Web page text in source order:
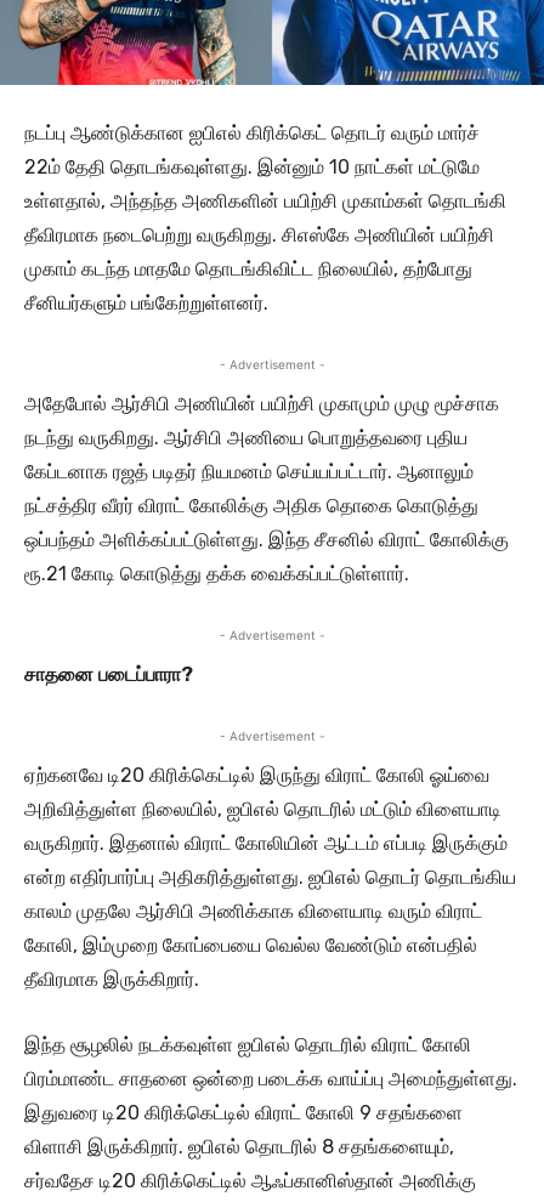
நடப்பு ஆண்டுக்கான ஐபிஎல் கிரிக்கெட் தொடர் வரும் மார்ச்
22ம் தேதி தொடங்கவுள்ளது. இன்னும் 10 நாட்கள் மட்டுமே
உள்ளதால், அந்தந்த அணிகளின் பயிற்சி முகாம்கள் தொடங்கி
தீவிரமாக நடைபெற்று வருகிறது. சிஎஸ்கே அணியின் பயிற்சி
முகாம் கடந்த மாதமே தொடங்கிவிட்ட நிலையில், தற்போது
சீனியர்களும் பங்கேற்றுள்ளனர்.
- Advertisement -
அதேபோல் ஆர்சிபி அணியின் பயிற்சி முகாமும் முழு மூச்சாக
நடந்து வருகிறது. ஆர்சிபி அணியை பொறுத்தவரை புதிய
கேப்டனாக ரஜத் படிதர் நியமனம் செய்யப்பட்டார். ஆனாலும்
நட்சத்திர வீரர் விராட் கோலிக்கு அதிக தொகை கொடுத்து
ஒப்பந்தம் அளிக்கப்பட்டுள்ளது. இந்த சீசனில் விராட் கோலிக்கு
ரூ.21 கோடி கொடுத்து தக்க வைக்கப்பட்டுள்ளார்.
- Advertisement -
சாதனை படைப்பாரா?
- Advertisement -
ஏற்கனவே டி20 கிரிக்கெட்டில் இருந்து விராட் கோலி ஓய்வை
அறிவித்துள்ள நிலையில், ஐபிஎல் தொடரில் மட்டும் விளையாடி
வருகிறார். இதனால் விராட் கோலியின் ஆட்டம் எப்படி இருக்கும்
என்ற எதிர்பார்ப்பு அதிகரித்துள்ளது. ஐபிஎல் தொடர் தொடங்கிய
காலம் முதலே ஆர்சிபி அணிக்காக விளையாடி வரும் விராட்
கோலி, இம்முறை கோப்பையை வெல்ல வேண்டும் என்பதில்
தீவிரமாக இருக்கிறார்.
இந்த சூழலில் நடக்கவுள்ள ஐபிஎல் தொடரில் விராட் கோலி
பிரம்மாண்ட சாதனை ஒன்றை படைக்க வாய்ப்பு அமைந்துள்ளது.
இதுவரை டி20 கிரிக்கெட்டில் விராட் கோலி 9 சதங்களை
விளாசி இருக்கிறார். ஐபிஎல் தொடரில் 8 சதங்களையும்,
சர்வதேச டி20 கிரிக்கெட்டில் ஆஃப்கானிஸ்தான் அணிக்கு